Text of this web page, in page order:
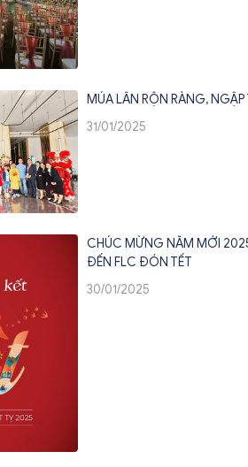
MÚA LÂN RỘN RÀNG,
31/01/2025
CHÚC MỪNG NĂM MỚI
ĐẾN FLC ĐÓN TẾT
30/01/2025